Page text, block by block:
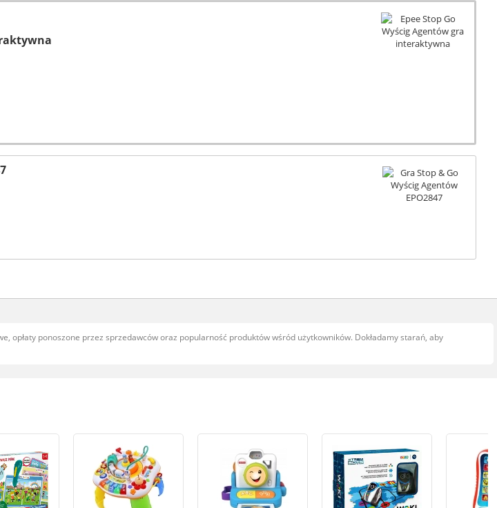
ponoszone przez sprzedawców oraz popularność produktów wśród użytkowników. Dokładamy starań, aby